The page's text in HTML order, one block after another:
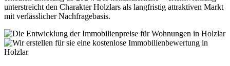
unterstreicht den Charakter Holzlars als langfristig attraktiven Markt
mit verlässlicher Nachfragebasis.